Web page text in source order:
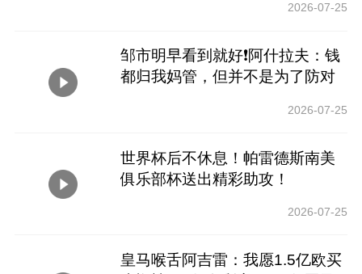
2026-07-25
邹市明早看到就好❗阿什拉夫：钱
都归我妈管，但并不是为了防对
2026-07-25
世界杯后不休息！帕雷德斯南美
俱乐部杯送出精彩助攻！
2026-07-25
皇马喉舌阿吉雷：我愿1.5亿欧买